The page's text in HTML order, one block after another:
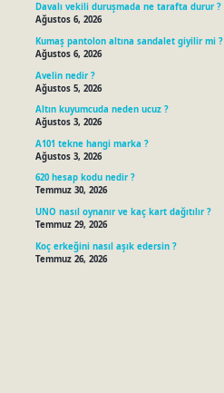
Davalı vekili duruşmada ne tarafta durur ?
Ağustos 6, 2026
Kumaş pantolon altına sandalet giyilir mi ?
Ağustos 6, 2026
Avelin nedir ?
Ağustos 5, 2026
Altın kuyumcuda neden ucuz ?
Ağustos 3, 2026
A101 tekne hangi marka ?
Ağustos 3, 2026
620 hesap kodu nedir ?
Temmuz 30, 2026
UNO nasıl oynanır ve kaç kart dağıtılır ?
Temmuz 29, 2026
Koç erkeğini nasıl aşık edersin ?
Temmuz 26, 2026